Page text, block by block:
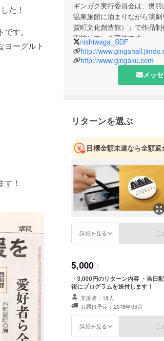
た！
す。
ヨーグルト
！
ギンガク実行委員会は、奥
温泉旅館に泊まりながら演
賀町文化創造館）」で作品
実施している団体です。
東日本大震災の1年後の2012
生演劇祭」から合宿事業をス
ト誘致事業とは異なり、ま
者たちに【合宿】による芸
ましたが、2017年以降はア
ホール高校演劇アワード」
劇・芸術関係者へとアプロー
nishiwaga_SDF
http://
http://www.gingaku.com
メッ
リターンを選ぶ
目標金額未達なら全額
詳細を見る
5,000円
・3,000円のリターン内容 ・当日
後にプログラムを送付します！
支援者：18人
お届け予定：2018年03月
詳細を見る